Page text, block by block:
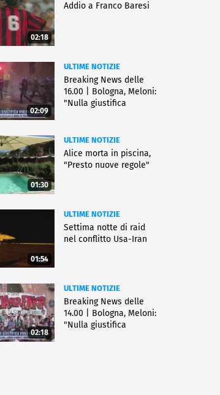
02:18
Addio a Franco Baresi
02:09
ULTIME NOTIZIE
Breaking News delle
16.00 | Bologna, Meloni:
"Nulla giustifica
01:30
ULTIME NOTIZIE
Alice morta in piscina,
"Presto nuove regole"
01:54
ULTIME NOTIZIE
Settima notte di raid
nel conflitto Usa-Iran
02:18
ULTIME NOTIZIE
Breaking News delle
14.00 | Bologna, Meloni:
"Nulla giustifica